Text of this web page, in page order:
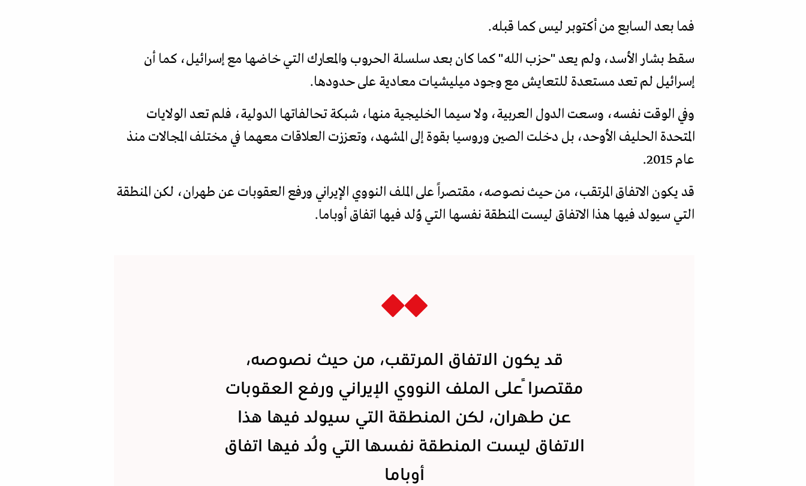
فما بعد السابع من أكتوبر ليس كما قبله.
سقط بشار الأسد، ولم يعد "حزب الله" كما كان بعد سلسلة الحروب والمعارك التي خاضها مع إسرائيل، كما أن
إسرائيل لم تعد مستعدة للتعايش مع وجود ميليشيات معادية على حدودها.
وفي الوقت نفسه، وسعت الدول العربية، ولا سيما الخليجية منها، شبكة تحالفاتها الدولية، فلم تعد الولايات
المتحدة الحليف الأوحد، بل دخلت الصين وروسيا بقوة إلى المشهد، وتعززت العلاقات معهما في مختلف المجالات منذ
عام 2015.
قد يكون الاتفاق المرتقب، من حيث نصوصه، مقتصراً على الملف النووي الإيراني ورفع العقوبات عن طهران، لكن المنطقة
التي سيولد فيها هذا الاتفاق ليست المنطقة نفسها التي وُلد فيها اتفاق أوباما.
قد يكون الاتفاق المرتقب، من حيث نصوصه،
مقتصراً على الملف النووي الإيراني ورفع العقوبات
عن طهران، لكن المنطقة التي سيولد فيها هذا
الاتفاق ليست المنطقة نفسها التي وُلد فيها اتفاق
أوباما